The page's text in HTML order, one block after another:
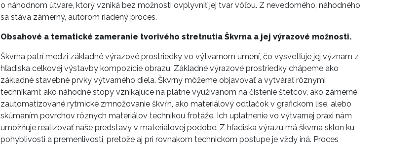
o náhodnom útvare, ktorý vzniká bez možnosti ovplyvniť jej tvar vôľou. Z nevedomého, náhodného
sa stáva zámerný, autorom riadený proces.
Obsahové a tematické zameranie tvorivého stretnutia Škvrna a jej výrazové možnosti.
Škvrna patrí medzi základné výrazové prostriedky vo výtvarnom umení, čo vysvetľuje jej význam z
hľadiska celkovej výstavby kompozície obrazu. Základné výrazové prostriedky chápeme ako
základné stavebné prvky výtvarného diela. Škvrny môžeme objavovať a vytvárať rôznymi
technikami: ako náhodné stopy vznikajúce na plátne využívanom na čistenie štetcov, ako zámerné
zautomatizované rytmické zmnožovanie škvŕn, ako materiálový odtlačok v grafickom lise, alebo
skúmaním povrchov rôznych materiálov technikou frotáže. Ich uplatnenie vo výtvarnej praxi nám
umožňuje realizovať naše predstavy v materiálovej podobe. Z hľadiska výrazu má škvrna sklon ku
pohyblivosti a premenlivosti, pretože aj pri rovnakom technickom postupe je vždy iná. Proces